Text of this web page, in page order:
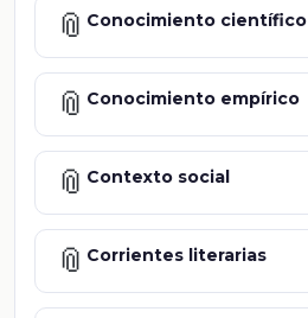
📎 Conocimiento científico
📎 Conocimiento empírico
📎 Contexto social
📎 Corrientes literarias